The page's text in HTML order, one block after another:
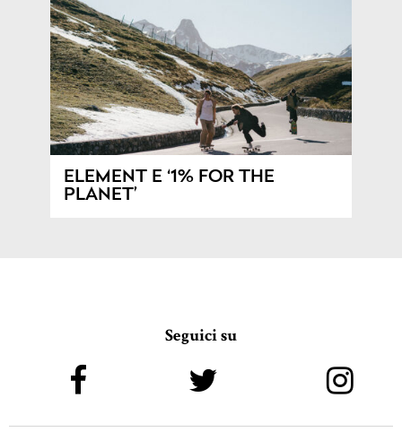
ELEMENT E ‘1% FOR THE
PLANET’
Seguici su